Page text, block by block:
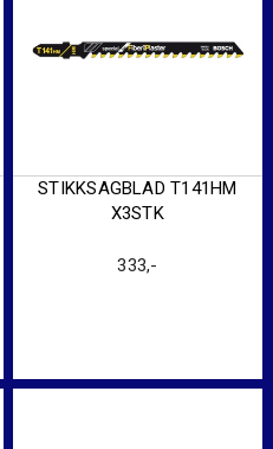
STIKKSAGBLAD T141HM
X3STK
333,-